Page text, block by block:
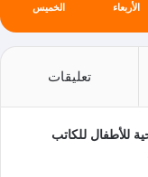
الأربعاء الخميس
تعليقات
للأطفال للكاتب